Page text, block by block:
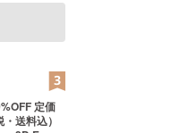
早急にご連
定価
送料込）